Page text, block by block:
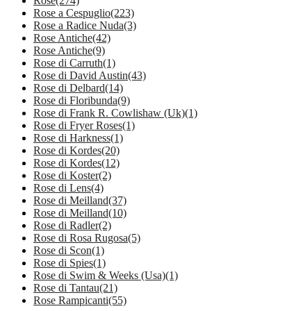
Rose a Cespuglio(223)
Rose a Radice Nuda(3)
Rose Antiche(42)
Rose Antiche(9)
Rose di Carruth(1)
Rose di David Austin(43)
Rose di Delbard(14)
Rose di Floribunda(9)
Rose di Frank R. Cowlishaw (Uk)(1)
Rose di Fryer Roses(1)
Rose di Harkness(1)
Rose di Kordes(20)
Rose di Kordes(12)
Rose di Koster(2)
Rose di Lens(4)
Rose di Meilland(37)
Rose di Meilland(10)
Rose di Radler(2)
Rose di Rosa Rugosa(5)
Rose di Scon(1)
Rose di Spies(1)
Rose di Swim & Weeks (Usa)(1)
Rose di Tantau(21)
Rose Rampicanti(55)